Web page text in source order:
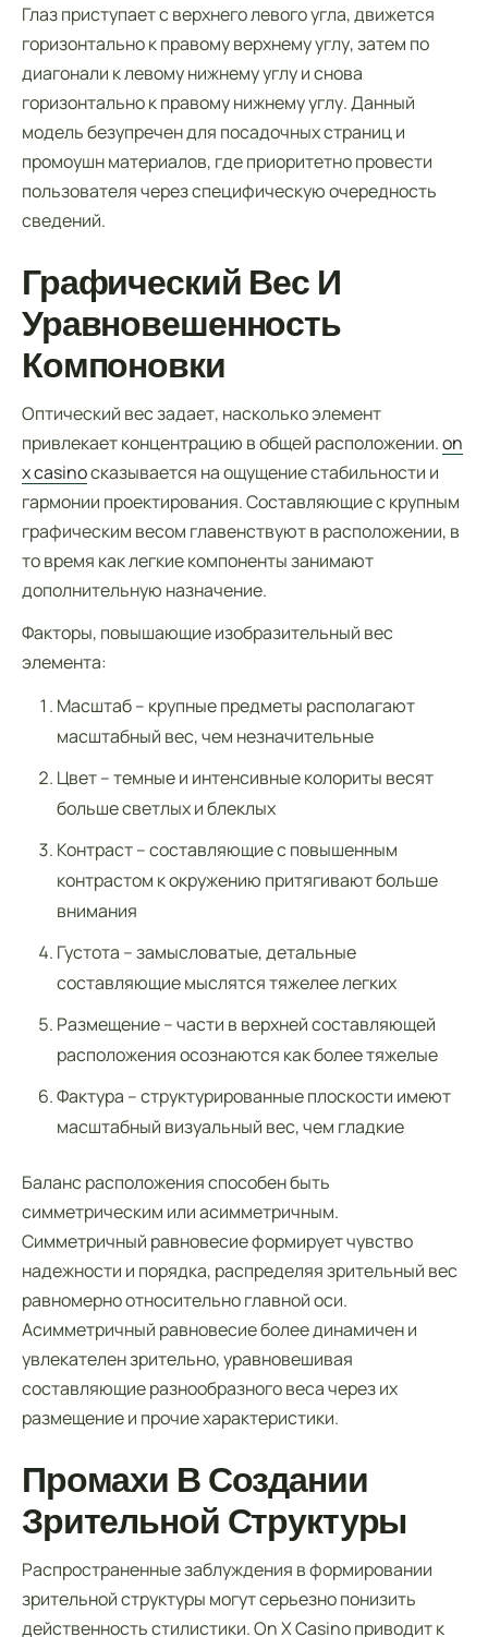
Глаз приступает с верхнего левого угла, движется
горизонтально к правому верхнему углу, затем по
диагонали к левому нижнему углу и снова
горизонтально к правому нижнему углу. Данный
модель безупречен для посадочных страниц и
промоушн материалов, где приоритетно провести
пользователя через специфическую очередность
сведений.
Графический Вес И
Уравновешенность
Компоновки
Оптический вес задает, насколько элемент
привлекает концентрацию в общей расположении.on
x casinoсказывается на ощущение стабильности и
гармонии проектирования. Составляющие с крупным
графическим весом главенствуют в расположении, в
то время как легкие компоненты занимают
дополнительную назначение.
Факторы, повышающие изобразительный вес
элемента:
Масштаб – крупные предметы располагают
масштабный вес, чем незначительные
Цвет – темные и интенсивные колориты весят
больше светлых и блеклых
Контраст – составляющие с повышенным
контрастом к окружению притягивают больше
внимания
Густота – замысловатые, детальные
составляющие мыслятся тяжелее легких
Размещение – части в верхней составляющей
расположения осознаются как более тяжелые
Фактура – структурированные плоскости имеют
масштабный визуальный вес, чем гладкие
Баланс расположения способен быть
симметрическим или асимметричным.
Симметричный равновесие формирует чувство
надежности и порядка, распределяя зрительный вес
равномерно относительно главной оси.
Асимметричный равновесие более динамичен и
увлекателен зрительно, уравновешивая
составляющие разнообразного веса через их
размещение и прочие характеристики.
Промахи В Создании
Зрительной Структуры
Распространенные заблуждения в формировании
зрительной структуры могут серьезно понизить
действенность стилистики. On X Casino приводит к